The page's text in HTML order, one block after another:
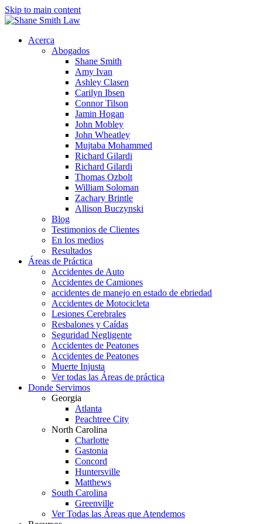
Skip to main content
Acerca
Abogados
Shane Smith
Amy Ivan
Ashley Clasen
Carilyn Ibsen
Connor Tilson
Jamin Hogan
John Mobley
John Wheatley
Mujtaba Mohammed
Richard Gilardi
Richard Gilardi
Thomas Ozbolt
William Soloman
Zachary Brintle
Allison Buczynski
Blog
Testimonios de Clientes
En los medios
Resultados
Áreas de Práctica
Accidentes de Auto
Accidentes de Camiones
accidentes de manejo en estado de ebriedad
Accidentes de Motocicleta
Lesiones Cerebrales
Resbalones y Caídas
Seguridad Negligente
Accidentes de Peatones
Accidentes de Peatones
Muerte Injusta
Ver todas las Áreas de práctica
Donde Servimos
Georgia
Atlanta
Peachtree City
North Carolina
Charlotte
Gastonia
Concord
Huntersville
Matthews
South Carolina
Greenville
Ver Todas las Áreas que Atendemos